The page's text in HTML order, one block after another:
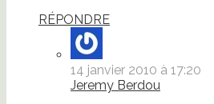
RÉPONDRE
14 janvier 2010 à 17:20
Jeremy Berdou